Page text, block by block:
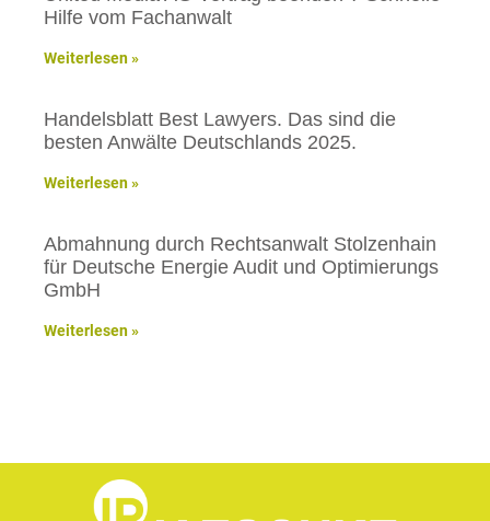
Hilfe vom Fachanwalt
Weiterlesen »
Handelsblatt Best Lawyers. Das sind die
besten Anwälte Deutschlands 2025.
Weiterlesen »
Abmahnung durch Rechtsanwalt Stolzenhain
für Deutsche Energie Audit und Optimierungs
GmbH
Weiterlesen »